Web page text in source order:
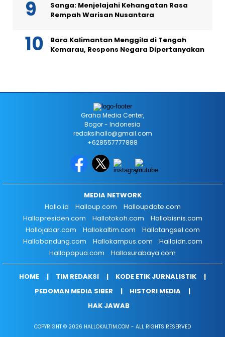
Sanga: Menjelajahi Kehangatan Rasa
Rempah Warisan Nusantara
Bara Kalimantan Menggila di Tengah
Kemarau, Respons Negara Dipertanyakan
Graha Media Center,
Bogor - Indonesia
redaksihallo@gmail.com
+628557777888
MEDIA NETWORK
Hallo.id
Halloup.com
Halloupdate.com
Hallopresiden.com
Hallotokoh.com
Hallobisnis.com
Hallojabar.com
Hallokaltim.com
Hallotangsel.com
Hallobandung.com
Hallokampus.com
Halloidn.com
Hallopapua.com
Hallosurabaya.com
HOME TIM REDAKSI
KODE ETIK JURNALISTIK
PEDOMAN MEDIA SIBER
HISTORI MEDIA
HAK JAWAB
COPYRIGHT © 2026 HALLOKALTIM.COM - ALL RIGHTS RESERVED